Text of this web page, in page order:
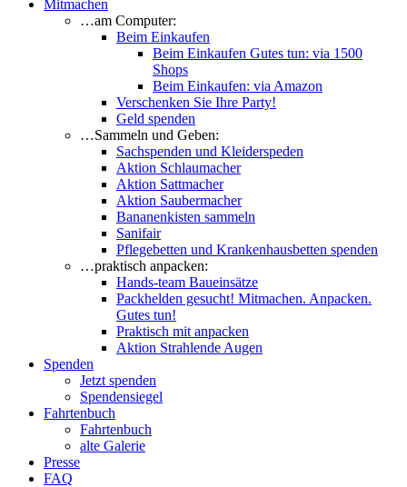
Mitmachen
…am Computer:
Beim Einkaufen
Beim Einkaufen Gutes tun: via 1500
Shops
Beim Einkaufen: via Amazon
Verschenken Sie Ihre Party!
Geld spenden
…Sammeln und Geben:
Sachspenden und Kleiderspeden
Aktion Schlaumacher
Aktion Sattmacher
Aktion Saubermacher
Bananenkisten sammeln
Sanifair
Pflegebetten und Krankenhausbetten spenden
…praktisch anpacken:
Hands-team Baueinsätze
Packhelden gesucht! Mitmachen. Anpacken.
Gutes tun!
Praktisch mit anpacken
Aktion Strahlende Augen
Spenden
Jetzt spenden
Spendensiegel
Fahrtenbuch
Fahrtenbuch
alte Galerie
Presse
FAQ